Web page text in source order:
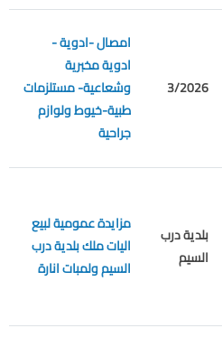
3/2026
امصال -ادوية -
ادوية مخبرية
وشعاعية- مستلزمات
طبية-خيوط ولوازم
جراحية
بلدية درب
السيم
مزايدة عمومية لبيع
اليات ملك بلدية درب
السيم ولمبات انارة